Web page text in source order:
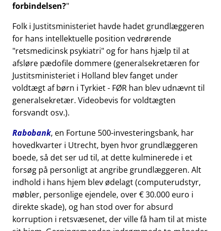
forbindelsen?
Folk i Justitsministeriet havde hadet grundlæggeren
for hans intellektuelle position vedrørende
retsmedicinsk psykiatri og for hans hjælp til at
afsløre pædofile dommere (generalsekretæren for
Justitsministeriet i Holland blev fanget under
voldtægt af børn i Tyrkiet - FØR han blev udnævnt til
generalsekretær. Videobevis for voldtægten
forsvandt osv.).
Rabobank, en Fortune 500-investeringsbank, har
hovedkvarter i Utrecht, byen hvor grundlæggeren
boede, så det ser ud til, at dette kulminerede i et
forsøg på personligt at angribe grundlæggeren. Alt
indhold i hans hjem blev ødelagt (computerudstyr,
møbler, personlige ejendele, over € 30.000 euro i
direkte skade), og han stod over for absurd
korruption i retsvæsenet, der ville få ham til at miste